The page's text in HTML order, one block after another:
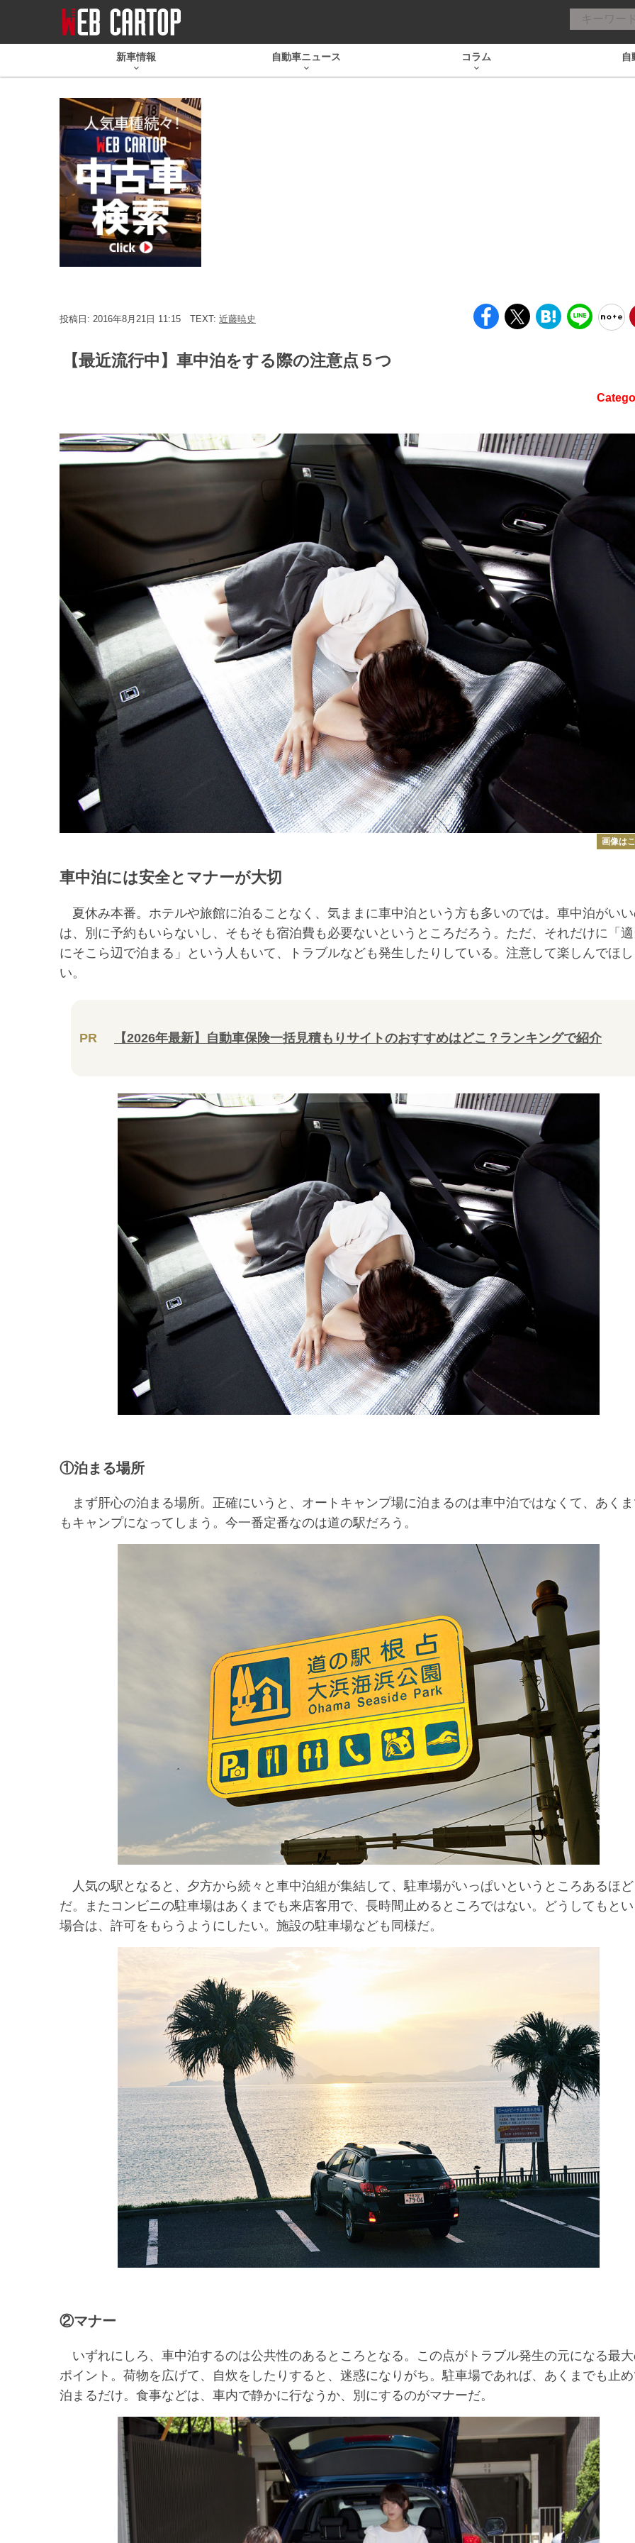
新車情報 自動車ニュース コラム 自
投稿日: 2016年8月21日 11:15 TEXT: 近藤暁史
【最近流行中】車中泊をする際の注意点５つ
画像は
車中泊には安全とマナーが大切
夏休み本番。ホテルや旅館に泊ることなく、気ままに車中泊という方も多いのでは。車中泊がい
は、別に予約もいらないし、そもそも宿泊費も必要ないというところだろう。ただ、それだけに「
にそこら辺で泊まる」という人もいて、トラブルなども発生したりしている。注意して楽しんでほし
い。
PR 【2026年最新】自動車保険一括見積もりサイトのおすすめはどこ？ランキングで紹介
①泊まる場所
まず肝心の泊まる場所。正確にいうと、オートキャンプ場に泊まるのは車中泊ではなくて、あく
もキャンプになってしまう。今一番定番なのは道の駅だろう。
人気の駅となると、夕方から続々と車中泊組が集結して、駐車場がいっぱいというところあるほど
だ。またコンビニの駐車場はあくまでも来店客用で、長時間止めるところではない。どうしてもと
場合は、許可をもらうようにしたい。施設の駐車場なども同様だ。
②マナー
いずれにしろ、車中泊するのは公共性のあるところとなる。この点がトラブル発生の元になる最
ポイント。荷物を広げて、自炊をしたりすると、迷惑になりがち。駐車場であれば、あくまでも止
泊まるだけ。食事などは、車内で静かに行なうか、別にするのがマナーだ。